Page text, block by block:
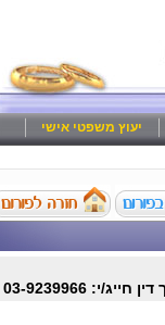
יעוץ משפטי אישי
י: 03-9239966